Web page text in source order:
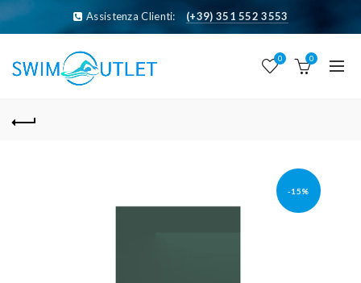
Assistenza Clienti: (+39) 351 552 3553
0 0
-15%